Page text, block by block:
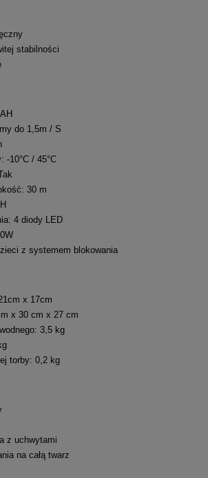
stabilności
do 1,5m / S
-10°C / 45°C
30 m
4 diody LED
z systemem blokowania
x 17cm
x 30 cm x 27 cm
3,5 kg
torby: 0,2 kg
z uchwytami
na całą twarz